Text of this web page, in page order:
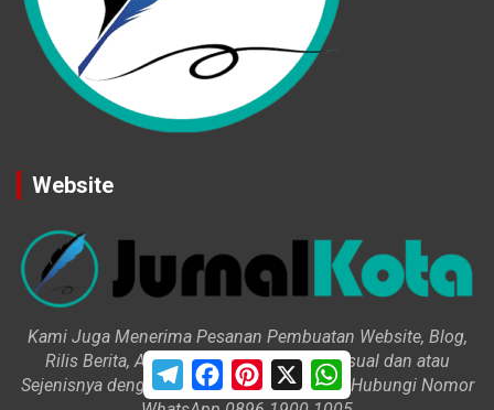
Website
Kami Juga Menerima Pesanan Pembuatan Website, Blog,
Rilis Berita, Artikel, Profil, Cerita, Iklan Visual dan atau
Sejenisnya dengan Harga Variatif. Silahkan Hubungi Nomor
T
l
c
P
n
X
W
a